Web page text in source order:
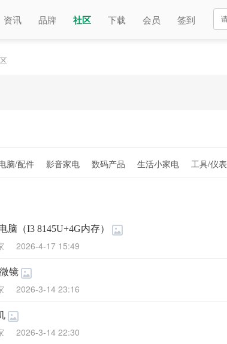
资讯 品牌 社区 下载 会员 签到
脑/配件 影音家电 数码产品 生活小家电 工具/仪表
脑（I3 8145U+4G内存）
2026-4-17 15:49
镜
2026-3-14 23:16
2026-3-14 22:30